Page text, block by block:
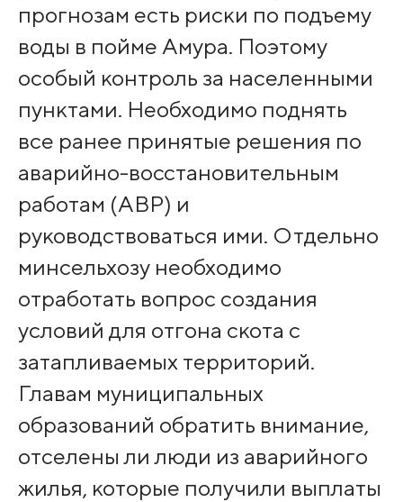
прогнозам есть риски по подъему
воды в пойме Амура. Поэтому
особый контроль за населенными
пунктами. Необходимо поднять
все ранее принятые решения по
аварийно-восстановительным
работам (АВР) и
руководствоваться ими. Отдельно
минсельхозу необходимо
отработать вопрос создания
условий для отгона скота с
затапливаемых территорий.
Главам муниципальных
образований обратить внимание,
отселены ли люди из аварийного
жилья, которые получили выплаты